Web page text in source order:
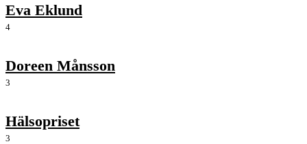
Eva Eklund
4
Doreen Månsson
3
Hälsopriset
3